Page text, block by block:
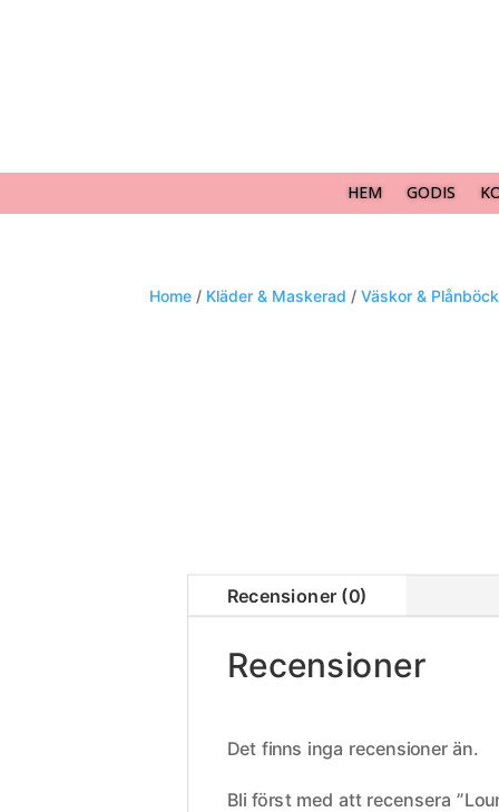
HEM GODIS
Home / Kläder & Maskerad /Väskor &
Recensioner (0)
Recensioner
Det finns inga recensioner än.
Bli först med att recensera